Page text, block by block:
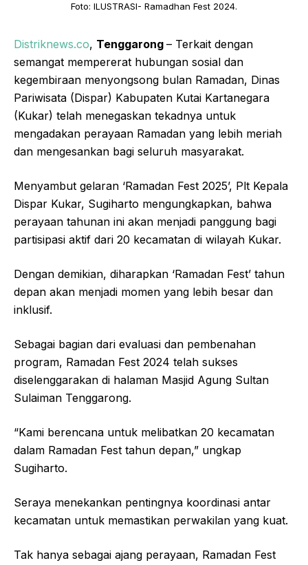
Foto: ILUSTRASI- Ramadhan Fest 2024.
Distriknews.co, Tenggarong – Terkait dengan
semangat mempererat hubungan sosial dan
kegembiraan menyongsong bulan Ramadan, Dinas
Pariwisata (Dispar) Kabupaten Kutai Kartanegara
(Kukar) telah menegaskan tekadnya untuk
mengadakan perayaan Ramadan yang lebih meriah
dan mengesankan bagi seluruh masyarakat.
Menyambut gelaran ‘Ramadan Fest 2025’, Plt Kepala
Dispar Kukar, Sugiharto mengungkapkan, bahwa
perayaan tahunan ini akan menjadi panggung bagi
partisipasi aktif dari 20 kecamatan di wilayah Kukar.
Dengan demikian, diharapkan ‘Ramadan Fest’ tahun
depan akan menjadi momen yang lebih besar dan
inklusif.
Sebagai bagian dari evaluasi dan pembenahan
program, Ramadan Fest 2024 telah sukses
diselenggarakan di halaman Masjid Agung Sultan
Sulaiman Tenggarong.
“Kami berencana untuk melibatkan 20 kecamatan
dalam Ramadan Fest tahun depan,” ungkap
Sugiharto.
Seraya menekankan pentingnya koordinasi antar
kecamatan untuk memastikan perwakilan yang kuat.
Tak hanya sebagai ajang perayaan, Ramadan Fest